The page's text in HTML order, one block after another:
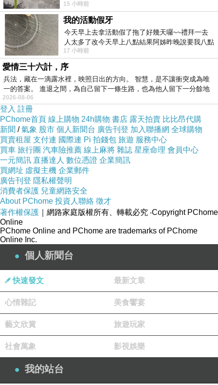
15 小時前
我的活動假牙
今天早上去拿活動假了拖了好幾天囉~~禮拜一去
人太多了改今天早上八點結果阿姊昨晚說要我八點
去西螺農會~回到莿桐都8點半多了
17 小時前
愛情三十六計，序
兵法，藏在一滴露水裡，映照日出的方向。 智慧，是不讓衝突成為唯
一的答案。 進退之間，為自己留下一條生路，也為他人留下一分餘地
2026-08-06
登入 註冊
PChome首頁 線上購物 24h購物 書店 露天拍賣 比比昂代購
新聞 /氣象 股市 個人新聞台 廣告刊登 加入聯播網 全球購物
買賣租屋 支付連 國際連 Pi 拍錢包 旅遊 服務中心
買車 旅行團 汽車險推薦 線上麻將 雜誌 星座命理 會員中心
一元簡訊 直播達人 數位憑證 企業簡訊
買網址 虛擬主機 企業郵件
廣告刊登 隱私權聲明
消費者保護 兒童網路安全
About PChome 投資人聯絡 徵才
著作權保護 ｜網路家庭版權所有、轉載必究 ‧Copyright PChome
Online
PChome Online and PChome are trademarks of PChome
Online Inc.
個人新聞台
快速發文 最新文章
心情雜記 美食饗宴
藝文欣賞 旅遊玩家
社會萬象 影視娛樂
我的站台